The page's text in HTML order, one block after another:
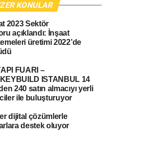
KONULAR
2023 Sektör
açıklandı: İnşaat
üretimi 2022’de
FUARI –
ISTANBUL 14
240 satın almacıyı yerli
ile buluşturuyor
dijital çözümlerle
destek oluyor